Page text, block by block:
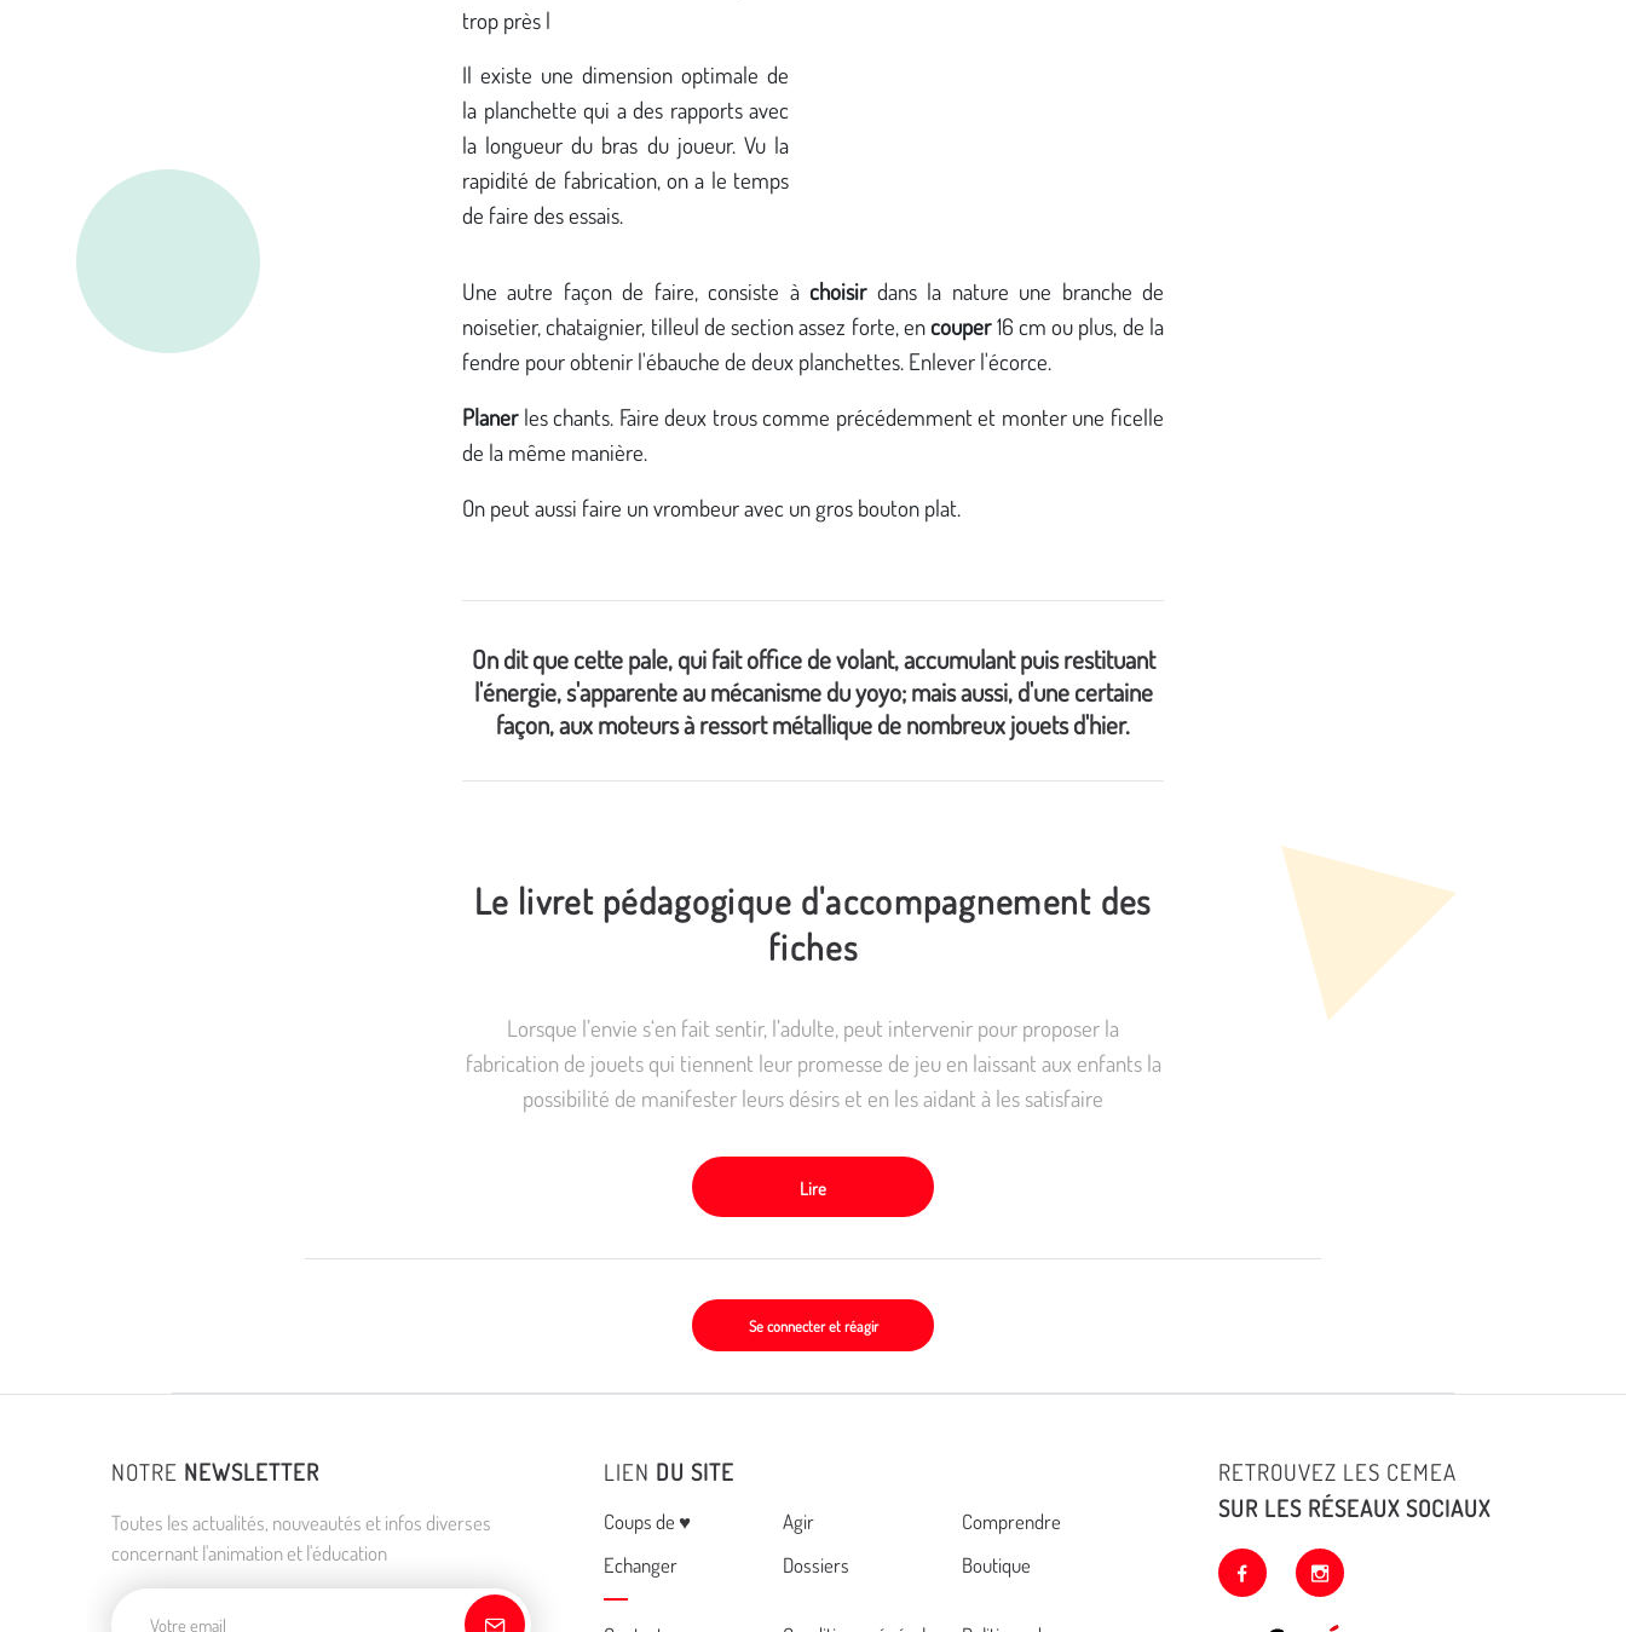
trop près l
Il existe une dimension optimale de
la planchette qui a des rapports avec
la longueur du bras du joueur. Vu la
rapidité de fabrication, on a le temps
de faire des essais.
Une autre façon de faire, consiste àchoisirdans la nature une branche de
noisetier, chataignier, tilleul de section assez forte, encouper16 cm ou plus, de la
fendre pour obtenir l'ébauche de deux planchettes. Enlever l'écorce.
Planerles chants. Faire deux trous comme précédemment et monter une ficelle
de la même manière.
On peut aussi faire un vrombeur avec un gros bouton plat.
On dit que cette pale, qui fait office de volant, accumulant puis restituant
l'énergie, s'apparente au mécanisme du yoyo; mais aussi, d'une certaine
façon, aux moteurs à ressort métallique de nombreux jouets d'hier.
Le livret pédagogique d'accompagnement des
fiches
Lorsque l’envie s‘en fait sentir, l’adulte, peut intervenir pour proposer la
fabrication de jouets qui tiennent leur promesse de jeu en laissant aux enfants la
possibilité de manifester leurs désirs et en les aidant à les satisfaire
Lire
Se connecter et réagir
NOTRE NEWSLETTER
Toutes les actualités, nouveautés et infos diverses
concernant l'animation et l'éducation
LIEN DU SITE
Menu
Coups de ♥ Agir
Comprendre
Echanger
Dossiers Boutique
RETROUVEZ LES CEMEA
SUR LES RÉSEAUX SOCIAUX
facebook instagram